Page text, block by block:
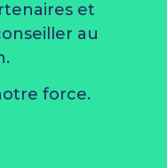
et
au
force.